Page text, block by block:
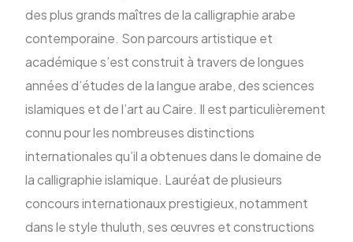
des plus grands maîtres de la calligraphie arabe
contemporaine. Son parcours artistique et
académique s’est construit à travers de longues
années d’études de la langue arabe, des sciences
islamiques et de l’art au Caire. Il est particulièrement
connu pour les nombreuses distinctions
internationales qu’il a obtenues dans le domaine de
la calligraphie islamique. Lauréat de plusieurs
concours internationaux prestigieux, notamment
dans le style thuluth, ses œuvres et constructions